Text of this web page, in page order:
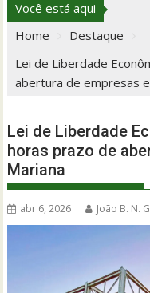
Você está aqui
Home
Destaque
Lei de Liberdade
abertura de empresas
Lei de Liberdade
horas prazo de
Mariana
abr 6, 2026 João B. N.